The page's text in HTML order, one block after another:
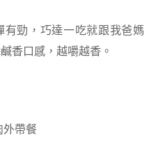
勁，巧達一吃就跟我爸媽
香口感，越嚼越香。